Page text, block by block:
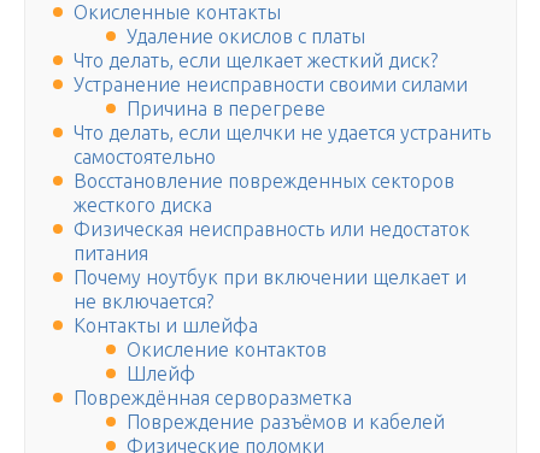
Окисленные контакты
Удаление окислов с платы
Что делать, если щелкает жесткий диск?
Устранение неисправности своими силами
Причина в перегреве
Что делать, если щелчки не удается устранить
самостоятельно
Восстановление поврежденных секторов
жесткого диска
Физическая неисправность или недостаток
питания
Почему ноутбук при включении щелкает и
не включается?
Контакты и шлейфа
Окисление контактов
Шлейф
Повреждённая серворазметка
Повреждение разъёмов и кабелей
Физические поломки